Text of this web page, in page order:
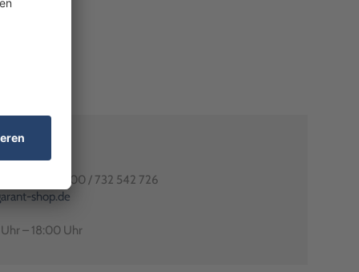
0
0800 / 732 542 726
shop.de
– 18:00 Uhr